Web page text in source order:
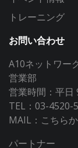
トレーニング
お問い合わせ
A10ネットワー
営業部
営業時間：平日
TEL：03-4520-
MAIL： こちら
パートナー